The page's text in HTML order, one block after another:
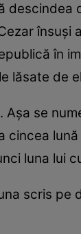
în
lăsate de
se
cincea
luna lui
scris pe